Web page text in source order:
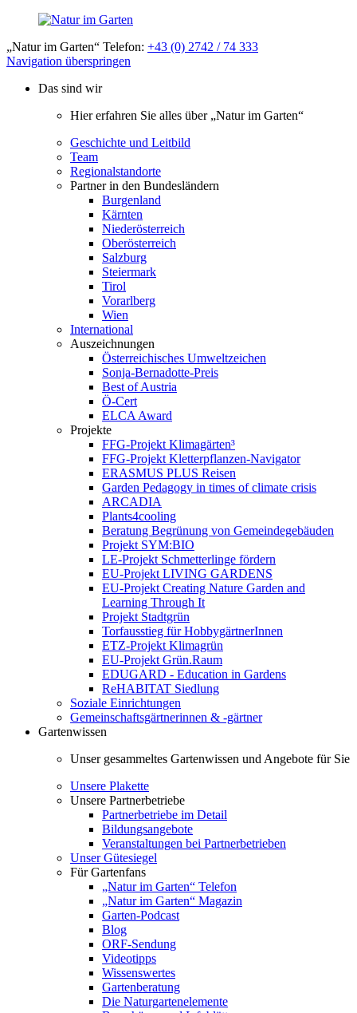
„Natur im Garten“ Telefon: +43 (0) 2742 / 74 333
Navigation überspringen
Das sind wir
Hier erfahren Sie alles über „Natur im Garten“
Geschichte und Leitbild
Team
Regionalstandorte
Partner in den Bundesländern
Burgenland
Kärnten
Niederösterreich
Oberösterreich
Salzburg
Steiermark
Tirol
Vorarlberg
Wien
International
Auszeichnungen
Österreichisches Umweltzeichen
Sonja-Bernadotte-Preis
Best of Austria
Ö-Cert
ELCA Award
Projekte
FFG-Projekt Klimagärten³
FFG-Projekt Kletterpflanzen-Navigator
ERASMUS PLUS Reisen
Garden Pedagogy in times of climate crisis
ARCADIA
Plants4cooling
Beratung Begrünung von Gemeindegebäuden
Projekt SYM:BIO
LE-Projekt Schmetterlinge fördern
EU-Projekt LIVING GARDENS
EU-Projekt Creating Nature Garden and
Learning Through It
Projekt Stadtgrün
Torfausstieg für HobbygärtnerInnen
ETZ-Projekt Klimagrün
EU-Projekt Grün.Raum
EDUGARD - Education in Gardens
ReHABITAT Siedlung
Soziale Einrichtungen
Gemeinschaftsgärtnerinnen & -gärtner
Gartenwissen
Unser gesammeltes Gartenwissen und Angebote für Sie
Unsere Plakette
Unsere Partnerbetriebe
Partnerbetriebe im Detail
Bildungsangebote
Veranstaltungen bei Partnerbetrieben
Unser Gütesiegel
Für Gartenfans
„Natur im Garten“ Telefon
„Natur im Garten“ Magazin
Garten-Podcast
Blog
ORF-Sendung
Videotipps
Wissenswertes
Gartenberatung
Die Naturgartenelemente